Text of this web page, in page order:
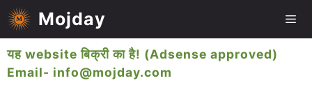
Skip
to
Mojday
यह website बिक्री का है! (Adsense approved)
Email- info@mojday.com